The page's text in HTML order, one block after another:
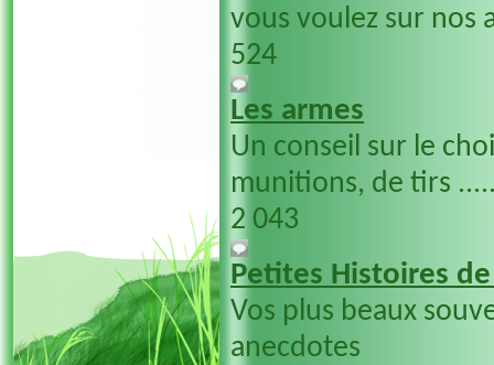
vous voulez sur nos
524
Les armes
Un conseil sur le
munitions, de tirs
2 043
Petites Histoires
Vos plus beaux
anecdotes